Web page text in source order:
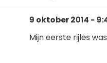
9 oktober 2014 -
Mijn eerste rijles